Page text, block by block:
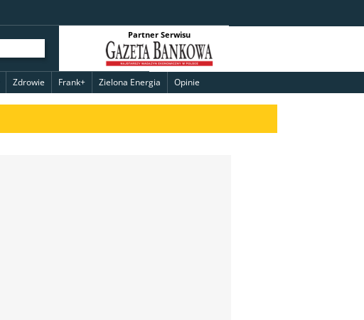
Partner Serwisu
Zdrowie Frank+ Zielona Energia Opinie